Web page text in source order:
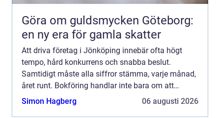
Göra om guldsmycken Göteborg:
en ny era för gamla skatter
Att driva företag i Jönköping innebär ofta högt
tempo, hård konkurrens och snabba beslut.
Samtidigt måste alla siffror stämma, varje månad,
året runt. Bokföring handlar inte bara om att
f&oum...
Simon Hagberg 06 augusti 2026